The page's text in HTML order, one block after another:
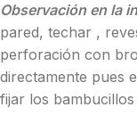
Observación en la
pared, techar ,
perforación con
directamente pues
fijar los